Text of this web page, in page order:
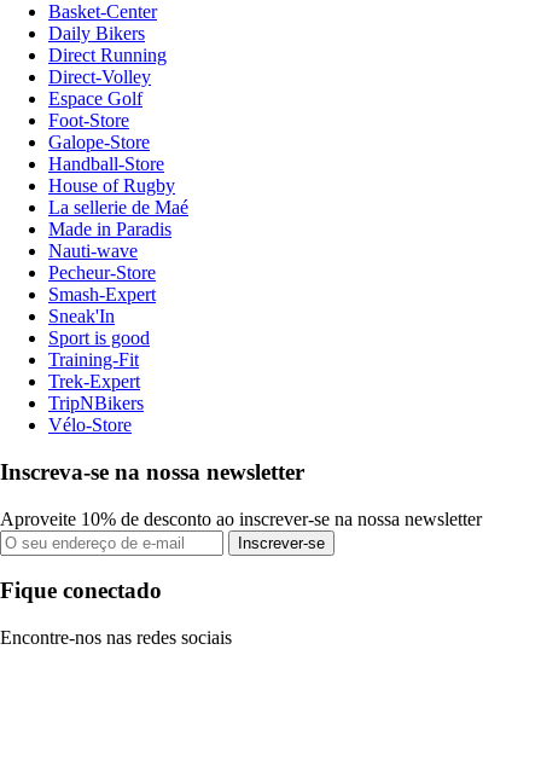
Basket-Center
Daily Bikers
Direct Running
Direct-Volley
Espace Golf
Foot-Store
Galope-Store
Handball-Store
House of Rugby
La sellerie de Maé
Made in Paradis
Nauti-wave
Pecheur-Store
Smash-Expert
Sneak'In
Sport is good
Training-Fit
Trek-Expert
TripNBikers
Vélo-Store
Inscreva-se na nossa newsletter
Aproveite 10% de desconto ao inscrever-se na nossa newsletter
Inscrever-se
Fique conectado
Encontre-nos nas redes sociais